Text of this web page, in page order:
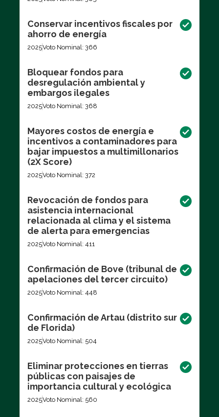
Conservar incentivos fiscales por
ahorro de energía
2025Voto Nominal: 366
Bloquear fondos para
desregulación ambiental y
embargos ilegales
2025Voto Nominal: 368
Mayores costos de energía e
incentivos a contaminadores para
bajar impuestos a multimillonarios
(2X Score)
2025Voto Nominal: 372
Revocación de fondos para
asistencia internacional
relacionada al clima y el sistema
de alerta para emergencias
2025Voto Nominal: 411
Confirmación de Bove (tribunal de
apelaciones del tercer circuito)
2025Voto Nominal: 448
Confirmación de Artau (distrito sur
de Florida)
2025Voto Nominal: 504
Eliminar protecciones en tierras
públicas con paisajes de
importancia cultural y ecológica
2025Voto Nominal: 560